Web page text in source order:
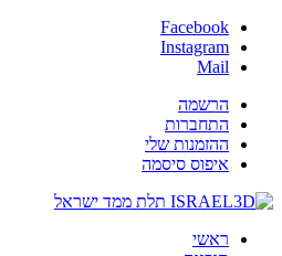
Facebook
Instagram
Mail
הרשמה
התחברות
ההזמנות שלי
איפוס סיסמה
ראשי